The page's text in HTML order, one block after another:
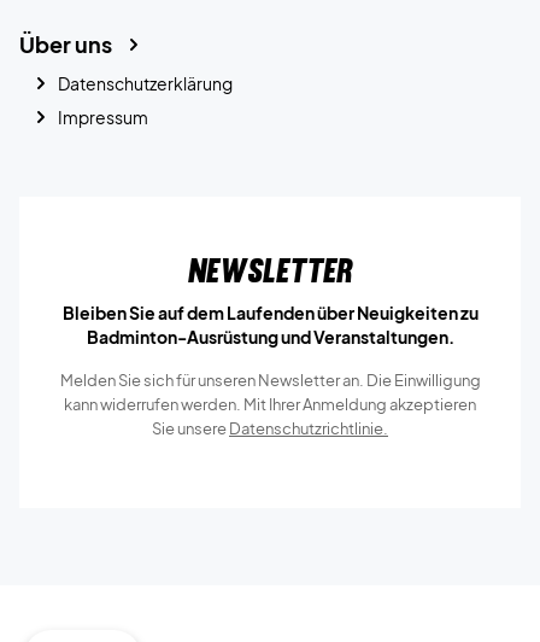
Über uns
Datenschutzerklärung
Impressum
Newsletter
Bleiben Sie auf dem Laufenden über Neuigkeiten zu
Badminton-Ausrüstung und Veranstaltungen.
Melden Sie sich für unseren Newsletter an. Die Einwilligung
kann widerrufen werden. Mit Ihrer Anmeldung akzeptieren
Sie unsereDatenschutzrichtlinie.